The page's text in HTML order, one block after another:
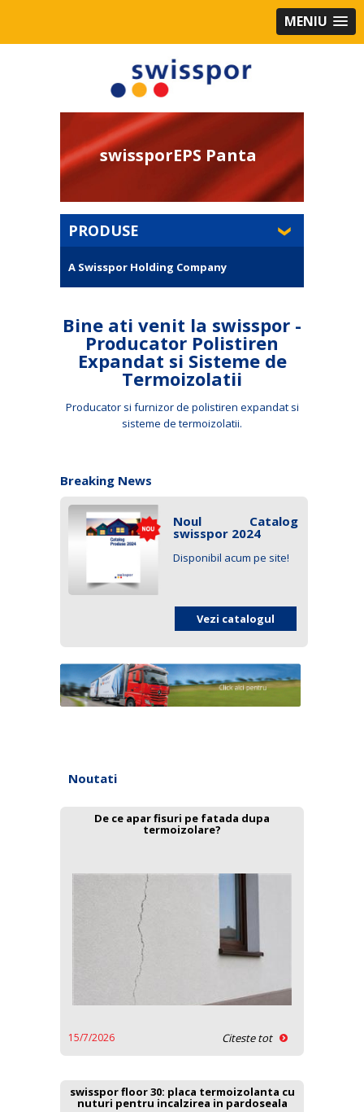
MENIU
swissporEPS Panta
PRODUSE
A Swisspor Holding Company
Bine ati venit la swisspor -
Producator Polistiren
Expandat si Sisteme de
Termoizolatii
Producator si furnizor de polistiren expandat si
sisteme de termoizolatii.
Breaking News
Noul Catalog
swisspor 2024
Disponibil acum pe site!
Vezi catalogul
Noutati
De ce apar fisuri pe fatada dupa
termoizolare?
15/7/2026 Citeste tot
swisspor floor 30: placa termoizolanta cu
nuturi pentru incalzirea in pardoseala